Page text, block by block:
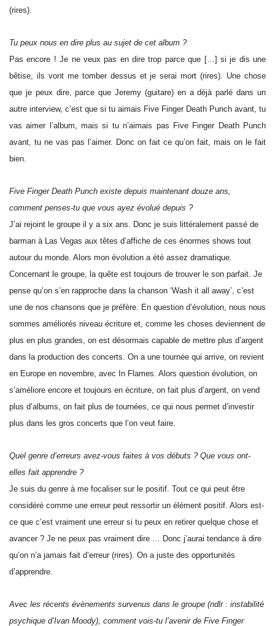
(rires).
Tu peux nous en dire plus au sujet de cet album ?
Pas encore ! Je ne veux pas en dire trop parce que […] si je dis une
bêtise, ils vont me tomber dessus et je serai mort (rires). Une chose
que je peux dire, parce que Jeremy (guitare) en a déjà parlé dans un
autre interview, c’est que si tu aimais Five Finger Death Punch avant, tu
vas aimer l’album, mais si tu n’aimais pas Five Finger Death Punch
avant, tu ne vas pas l’aimer. Donc on fait ce qu’on fait, mais on le fait
bien.
Five Finger Death Punch existe depuis maintenant douze ans,
comment penses-tu que vous ayez évolué depuis ?
J’ai rejoint le groupe il y a six ans. Donc je suis littéralement passé de
barman à Las Vegas aux têtes d’affiche de ces énormes shows tout
autour du monde. Alors mon évolution a été assez dramatique.
Concernant le groupe, la quête est toujours de trouver le son parfait. Je
pense qu’on s’en rapproche dans la chanson ‘Wash it all away’, c’est
une de nos chansons que je préfère. En question d’évolution, nous nous
sommes améliorés niveau écriture et, comme les choses deviennent de
plus en plus grandes, on est désormais capable de mettre plus d’argent
dans la production des concerts. On a une tournée qui arrive, on revient
en Europe en novembre, avec In Flames. Alors question évolution, on
s’améliore encore et toujours en écriture, on fait plus d’argent, on vend
plus d’albums, on fait plus de tournées, ce qui nous permet d’investir
plus dans les gros concerts que l’on veut faire.
Quel genre d’erreurs avez-vous faites à vos débuts ? Que vous ont-
elles fait apprendre ?
Je suis du genre à me focaliser sur le positif. Tout ce qui peut être
considéré comme une erreur peut ressortir un élément positif. Alors est-
ce que c’est vraiment une erreur si tu peux en retirer quelque chose et
avancer ? Je ne peux pas vraiment dire … Donc j’aurai tendance à dire
qu’on n’a jamais fait d’erreur (rires). On a juste des opportunités
d’apprendre.
Avec les récents évènements survenus dans le groupe (ndlr : instabilité
psychique d’Ivan Moody), comment vois-tu l’avenir de Five Finger